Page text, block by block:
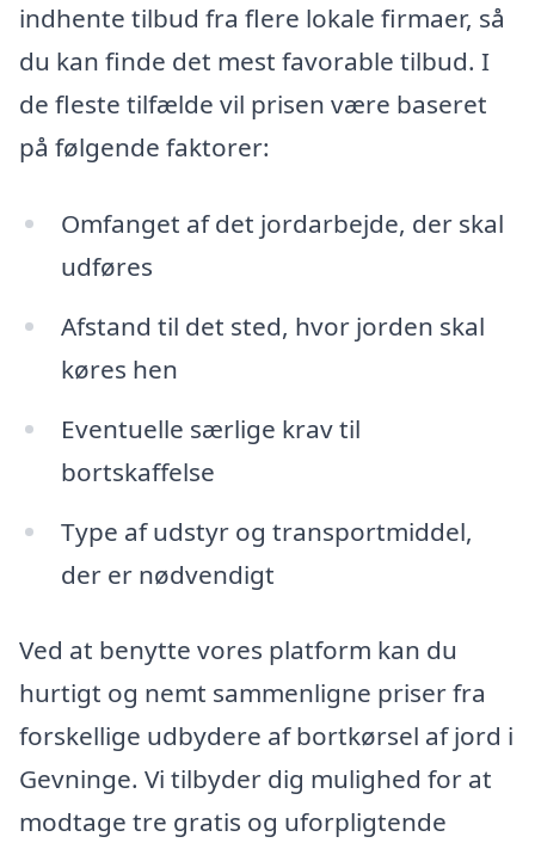
indhente tilbud fra flere lokale firmaer, så
du kan finde det mest favorable tilbud. I
de fleste tilfælde vil prisen være baseret
på følgende faktorer:
Omfanget af det jordarbejde, der skal
udføres
Afstand til det sted, hvor jorden skal
køres hen
Eventuelle særlige krav til
bortskaffelse
Type af udstyr og transportmiddel,
der er nødvendigt
Ved at benytte vores platform kan du
hurtigt og nemt sammenligne priser fra
forskellige udbydere af bortkørsel af jord i
Gevninge. Vi tilbyder dig mulighed for at
modtage tre gratis og uforpligtende